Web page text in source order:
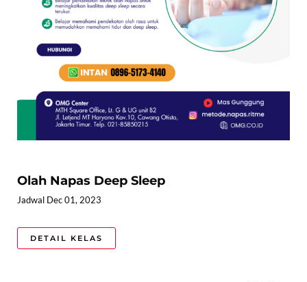
Olah Napas Deep Sleep
Jadwal Dec 01, 2023
DETAIL KELAS